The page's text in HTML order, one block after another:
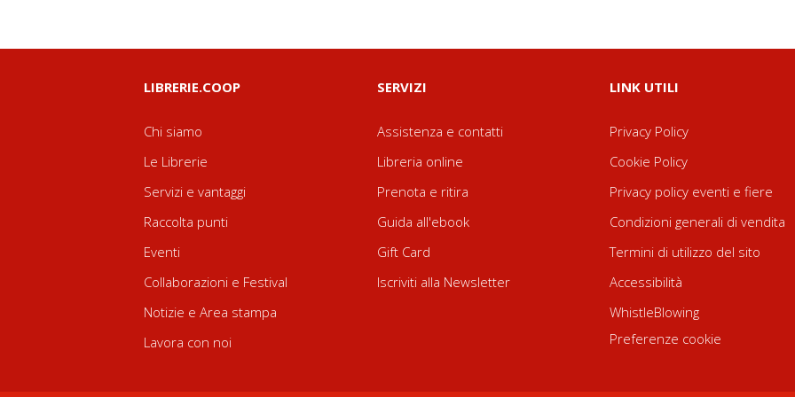
LIBRERIE.COOP
Chi siamo
Le Librerie
Servizi e vantaggi
Raccolta punti
Eventi
Collaborazioni e Festival
Notizie e Area stampa
Lavora con noi
SERVIZI
Assistenza e contatti
Libreria online
Prenota e ritira
Guida all'ebook
Gift Card
Iscriviti alla Newsletter
LINK UTILI
Privacy Policy
Cookie Policy
Privacy policy eventi e fiere
Condizioni generali di vendita
Termini di utilizzo del sito
Accessibilità
WhistleBlowing
Preferenze cookie